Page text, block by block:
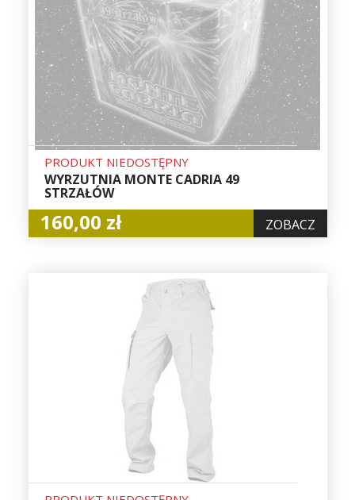
PRODUKT NIEDOSTĘPNY
WYRZUTNIA MONTE CADRIA 49
STRZAŁÓW
160,00 zł ZOBACZ